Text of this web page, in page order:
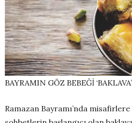
BAYRAMIN GÖZ BEBEĞİ ‘BAKLAVA’
Ramazan Bayramı’nda